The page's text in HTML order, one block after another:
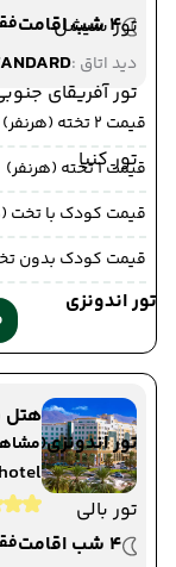
تور سیشل
تور آفریقای
تور کنیا
تور اندونزی
تور اندونزی
تور بالی
4 شب اقامت
دید اتاق :
قیمت 2 تخته (هرنفر)
قیمت 1 تخته (هرنفر)
قیمت کودک با تخت
قیمت کودک بدون
هتل
4 شب اقامت